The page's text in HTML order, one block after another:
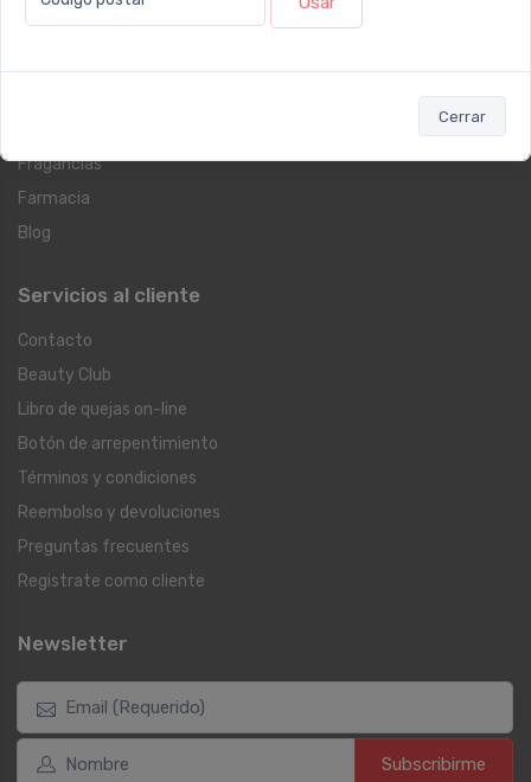
Cerrar
Dermocosmética
Fragancias
Farmacia
Blog
Servicios al cliente
Contacto
Beauty Club
Libro de quejas on-line
Botón de arrepentimiento
Términos y condiciones
Reembolso y devoluciones
Preguntas frecuentes
Registrate como cliente
Newsletter
Subscribirme